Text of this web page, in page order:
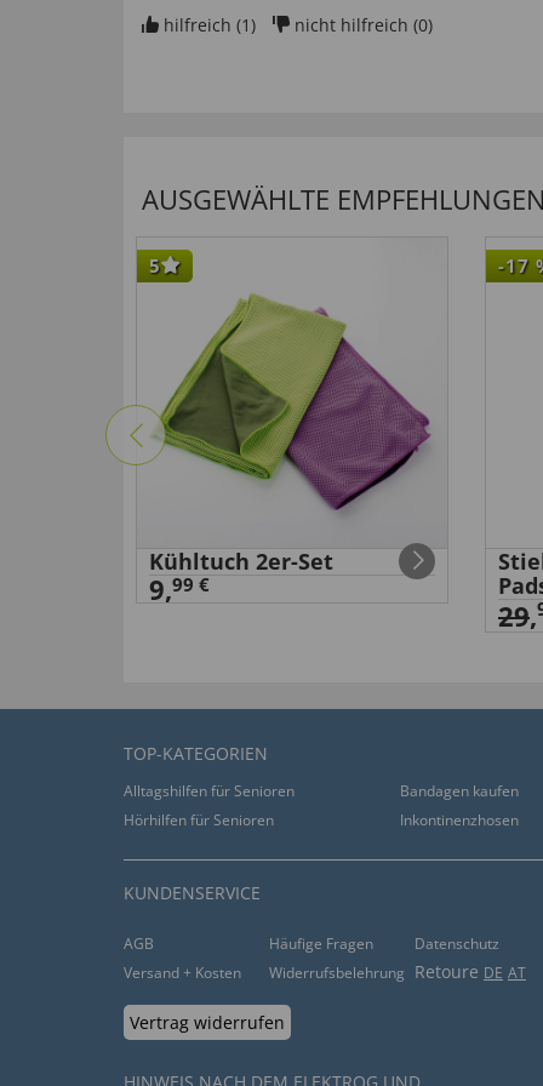
hilfreich (1) nicht hilfreich (0)
AUSGEWÄHLTE
5
Kühltuch 2er-Set
9,99 €
-17
29,
TOP-KATEGORIEN
Alltagshilfen für Senioren Bandagen kaufen
Hörhilfen für Senioren
Inkontinenzhosen
KUNDENSERVICE
AGB Häufige Fragen
Datenschutz
Versand + Kosten
Widerrufsbelehrung Retoure DE AT
Vertrag widerrufen